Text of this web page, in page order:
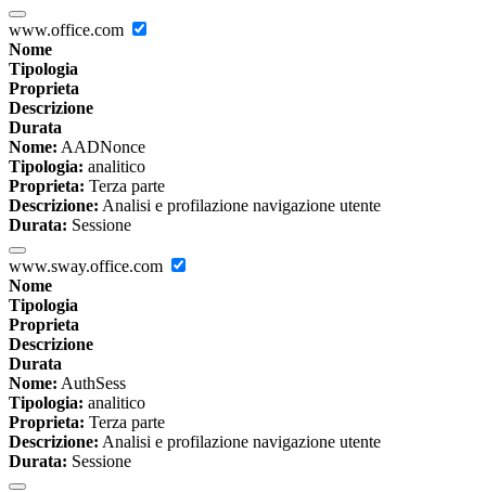
www.office.com
Nome
Tipologia
Proprieta
Descrizione
Durata
Nome: AADNonce
Tipologia: analitico
Proprieta: Terza parte
Descrizione: Analisi e profilazione navigazione utente
Durata: Sessione
www.sway.office.com
Nome
Tipologia
Proprieta
Descrizione
Durata
Nome: AuthSess
Tipologia: analitico
Proprieta: Terza parte
Descrizione: Analisi e profilazione navigazione utente
Durata: Sessione